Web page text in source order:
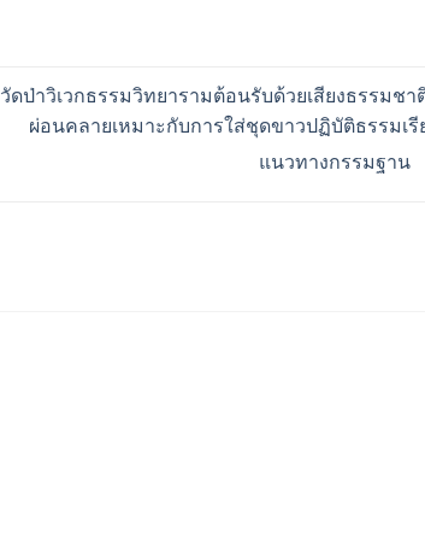
วัดป่าวิเวกธรรมวิทยารามต้อนรับด้วยเสียงธรรมชา
ผ่อนคลายเหมาะกับการใส่ชุดขาวปฏิบัติธรรมเรี
แนวทางกรรมฐาน